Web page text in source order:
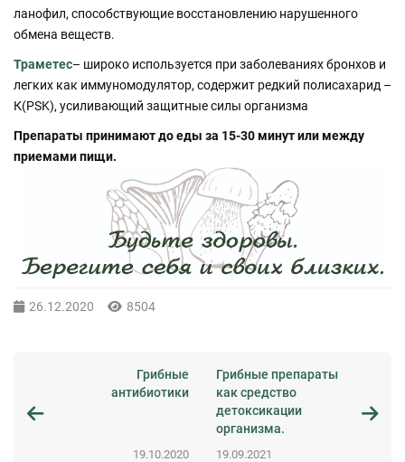
ланофил, способствующие восстановлению нарушенного
обмена веществ.
Траметес– широко используется при заболеваниях бронхов и
легких как иммуномодулятор, содержит редкий полисахарид –
К(PSK), усиливающий защитные силы организма
Препараты принимают до еды за 15-30 минут или между
приемами пищи.
26.12.2020 8504
Грибные
антибиотики
19.10.2020
Грибные препараты
как средство
детоксикации
организма.
19.09.2021